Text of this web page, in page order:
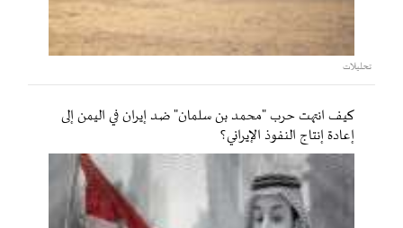
تحليلات
كيف انتهت حرب "محمد بن سلمان" ضد إيران في اليمن إلى
إعادة إنتاج النفوذ الإيراني؟